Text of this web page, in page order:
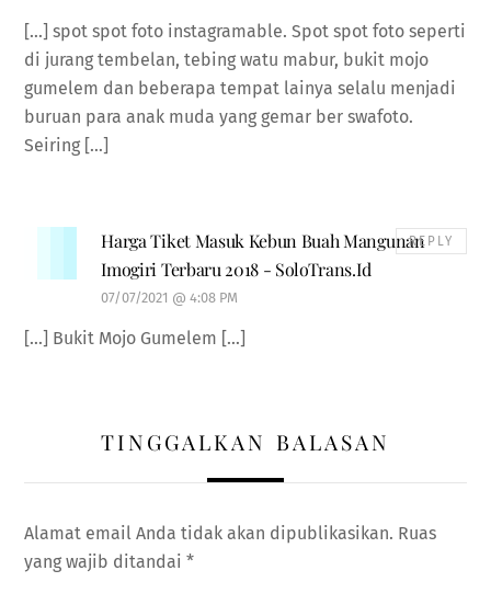
[…] spot spot foto instagramable. Spot spot foto seperti
di jurang tembelan, tebing watu mabur, bukit mojo
gumelem dan beberapa tempat lainya selalu menjadi
buruan para anak muda yang gemar ber swafoto.
Seiring […]
Harga Tiket Masuk Kebun Buah Mangunan
Imogiri Terbaru 2018 - SoloTrans.Id
07/07/2021 @ 4:08 PM
[…] Bukit Mojo Gumelem […]
REPLY
TINGGALKAN BALASAN
Alamat email Anda tidak akan dipublikasikan. Ruas
yang wajib ditandai*